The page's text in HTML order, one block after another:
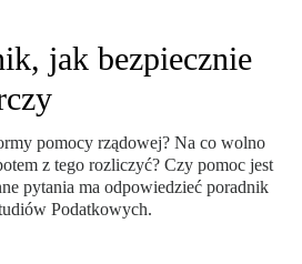
jak bezpiecznie
pomocy rządowej? Na co wolno
z tego rozliczyć? Czy pomoc jest
pytania ma odpowiedzieć poradnik
Podatkowych.